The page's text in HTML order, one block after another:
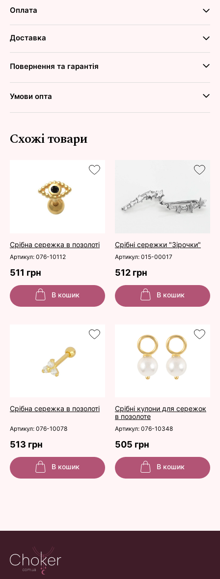
Оплата
Доставка
Повернення та гарантія
Умови опта
Схожі товари
Срібна сережка в позолоті Срібні сережки "Зірочки"
Артикул: 076-10112 Артикул: 015-00017
511 грн 512 грн
В кошик В кошик
Срібна сережка в позолоті
Срібні кулони для сережок
в позолоте
Артикул: 076-10078 Артикул: 076-10348
513 грн 505 грн
В кошик В кошик